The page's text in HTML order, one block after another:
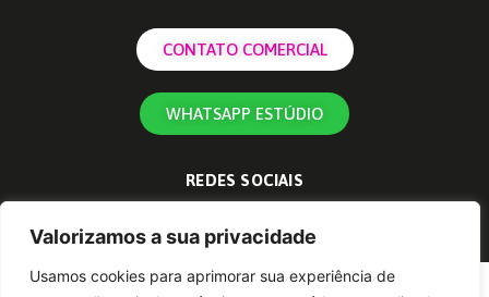
Valorizamos a sua privacidade
Usamos cookies para aprimorar sua experiência de
CONTATO COMERCIAL
WHATSAPP ESTÚDIO
REDES SOCIAIS